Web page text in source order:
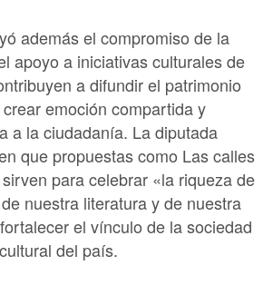
además el compromiso de la
apoyo a iniciativas culturales de
a difundir el patrimonio
emoción compartida y
a la ciudadanía. La diputada
que propuestas como Las calles
para celebrar «la riqueza de
nuestra literatura y de nuestra
el vínculo de la sociedad
del país.